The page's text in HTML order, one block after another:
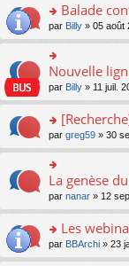
e
nt
u
s
c
nt
lu
le
pl
u
s
c
e
nt
a
g
e
n
o
lu
pl
u
s
ré
c
e
nt
m
e
s
g
e
n
o
lu
pl
u
s
ré
e
nt
ult
er
le
m
e
s
g
e
n
o
n
le
u
s
ré
o
n
s
ult
er
le
m
e
s
a
e
n
o
n
le
Balade
par Billy » 05 août
o
n
er
le
m
e
s
a
g
e
n
o
Nouvelle
par Billy » 11 juil.
o
n
s
ult
er
le
m
e
s
par greg59 » 30
n
er
le
m
La genèse
par nanar » 12
o
n
Les
par BBArchi » 23